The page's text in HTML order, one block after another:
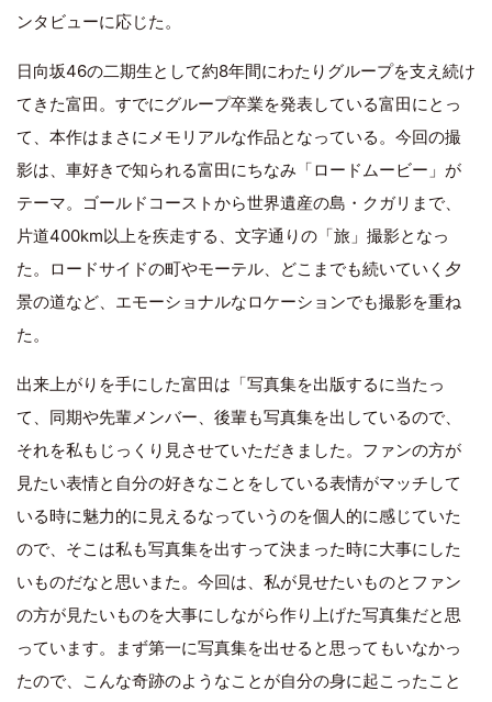
ンタビューに応じた。
日向坂46の二期生として約8年間にわたりグループを支え続け
てきた富田。すでにグループ卒業を発表している富田にとっ
て、本作はまさにメモリアルな作品となっている。今回の撮
影は、車好きで知られる富田にちなみ「ロードムービー」が
テーマ。ゴールドコーストから世界遺産の島・クガリまで、
片道400km以上を疾走する、文字通りの「旅」撮影となっ
た。ロードサイドの町やモーテル、どこまでも続いていく夕
景の道など、エモーショナルなロケーションでも撮影を重ね
た。
出来上がりを手にした富田は「写真集を出版するに当たっ
て、同期や先輩メンバー、後輩も写真集を出しているので、
それを私もじっくり見させていただきました。ファンの方が
見たい表情と自分の好きなことをしている表情がマッチして
いる時に魅力的に見えるなっていうのを個人的に感じていた
ので、そこは私も写真集を出すって決まった時に大事にした
いものだなと思いまた。今回は、私が見せたいものとファン
の方が見たいものを大事にしながら作り上げた写真集だと思
っています。まず第一に写真集を出せると思ってもいなかっ
たので、こんな奇跡のようなことが自分の身に起こったこと